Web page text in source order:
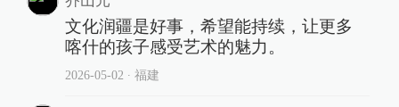
文化润疆是好事，希望能持续，让更多
喀什的孩子感受艺术的魅力。
2026-05-02 ∙ 福建